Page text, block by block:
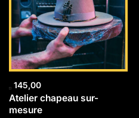
145,00
Atelier chapeau sur-
mesure